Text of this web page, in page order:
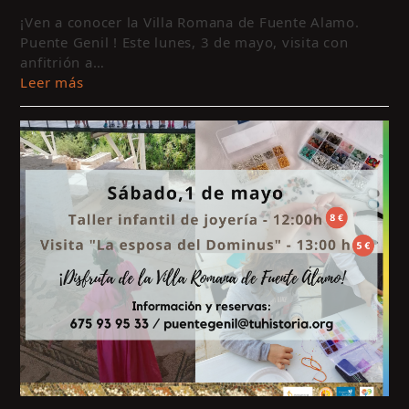
¡Ven a conocer la Villa Romana de Fuente Alamo.
Puente Genil ! Este lunes, 3 de mayo, visita con
anfitrión a…
Leer más